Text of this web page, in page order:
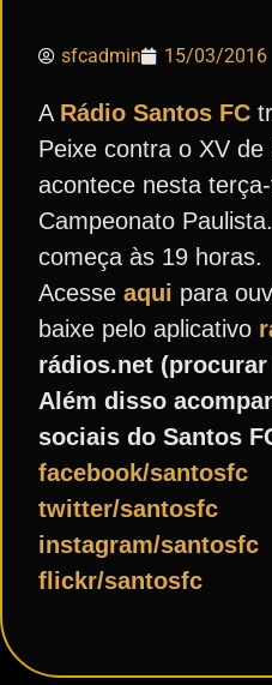
sfcadmin 15/03/2016
A Rádio Santos FC
Peixe contra o XV
acontece nesta
Campeonato
começa às 19 horas.
Acesse aqui para
baixe pelo aplicativo
rádios.net (procurar
Além disso
sociais do Santos
facebook/santosfc
twitter/santosfc
instagram/santosfc
flickr/santosfc